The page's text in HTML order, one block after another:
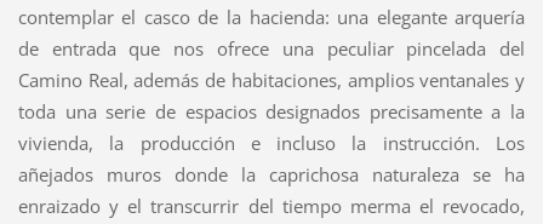
contemplar el casco de la hacienda: una elegante arquería
de entrada que nos ofrece una peculiar pincelada del
Camino Real, además de habitaciones, amplios ventanales y
toda una serie de espacios designados precisamente a la
vivienda, la producción e incluso la instrucción. Los
añejados muros donde la caprichosa naturaleza se ha
enraizado y el transcurrir del tiempo merma el revocado,